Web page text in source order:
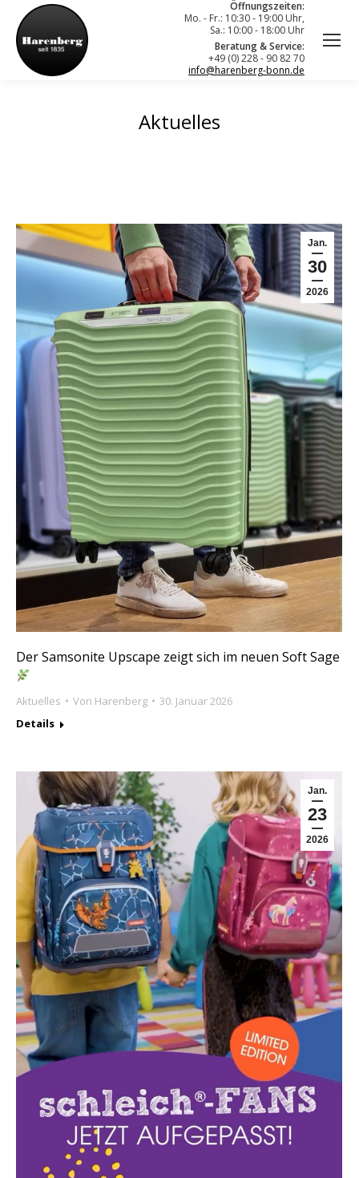
Öffnungszeiten:
Mo. - Fr.: 10:30 - 19:00 Uhr,
Sa.: 10:00 - 18:00 Uhr
Beratung & Service:
+49 (0) 228 - 90 82 70
info@harenberg-bonn.de
Aktuelles
Jan.
30
2026
Der Samsonite Upscape zeigt sich im neuen Soft Sage
Aktuelles Von Harenberg
30. Januar 2026
Details
Jan.
23
2026